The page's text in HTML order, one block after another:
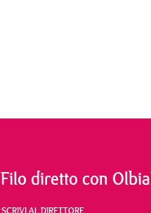
Filo diretto con
SCRIVI AL DIRETTORE